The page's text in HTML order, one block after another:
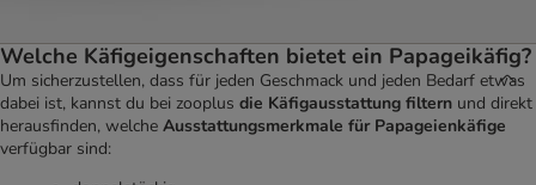
Welche Käfigeigenschaften bietet ein Papageikäfig?
Um sicherzustellen, dass für jeden Geschmack und jeden Bedarf etwas
dabei ist, kannst du bei zooplus die Käfigausstattung filtern und direkt
herausfinden, welche Ausstattungsmerkmale für Papageienkäfige
verfügbar sind: